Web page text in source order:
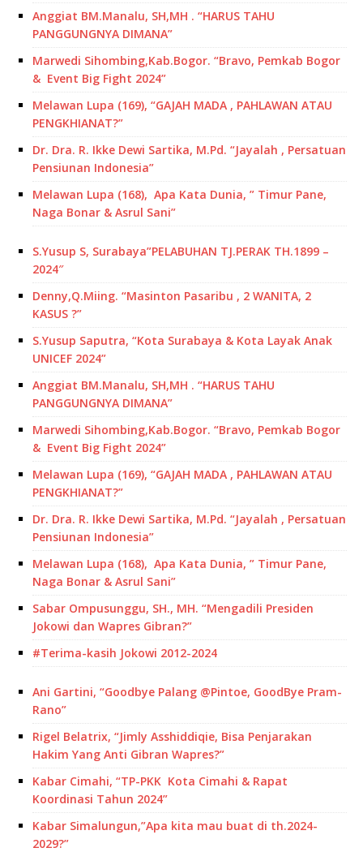
Anggiat BM.Manalu, SH,MH . “HARUS TAHU
PANGGUNGNYA DIMANA”
Marwedi Sihombing,Kab.Bogor. “Bravo, Pemkab Bogor
& Event Big Fight 2024”
Melawan Lupa (169), “GAJAH MADA , PAHLAWAN ATAU
PENGKHIANAT?”
Dr. Dra. R. Ikke Dewi Sartika, M.Pd. “Jayalah , Persatuan
Pensiunan Indonesia”
Melawan Lupa (168), Apa Kata Dunia, ” Timur Pane,
Naga Bonar & Asrul Sani”
S.Yusup S, Surabaya”PELABUHAN TJ.PERAK TH.1899 –
2024″
Denny,Q.Miing. “Masinton Pasaribu , 2 WANITA, 2
KASUS ?”
S.Yusup Saputra, “Kota Surabaya & Kota Layak Anak
UNICEF 2024”
Anggiat BM.Manalu, SH,MH . “HARUS TAHU
PANGGUNGNYA DIMANA”
Marwedi Sihombing,Kab.Bogor. “Bravo, Pemkab Bogor
& Event Big Fight 2024”
Melawan Lupa (169), “GAJAH MADA , PAHLAWAN ATAU
PENGKHIANAT?”
Dr. Dra. R. Ikke Dewi Sartika, M.Pd. “Jayalah , Persatuan
Pensiunan Indonesia”
Melawan Lupa (168), Apa Kata Dunia, ” Timur Pane,
Naga Bonar & Asrul Sani”
Sabar Ompusunggu, SH., MH. “Mengadili Presiden
Jokowi dan Wapres Gibran?”
#Terima-kasih Jokowi 2012-2024
Ani Gartini, “Goodbye Palang @Pintoe, GoodBye Pram-
Rano”
Rigel Belatrix, “Jimly Asshiddiqie, Bisa Penjarakan
Hakim Yang Anti Gibran Wapres?”
Kabar Cimahi, “TP-PKK Kota Cimahi & Rapat
Koordinasi Tahun 2024”
Kabar Simalungun,”Apa kita mau buat di th.2024-
2029?”